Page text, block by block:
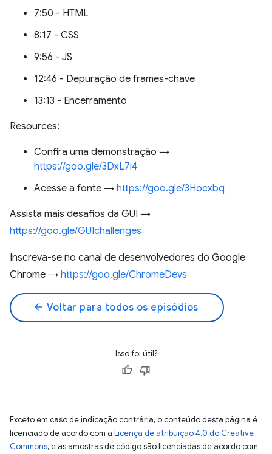
7:50 - HTML
8:17 - CSS
9:56 - JS
12:46 - Depuração de frames-chave
13:13 - Encerramento
Resources:
Confira uma demonstração →
https://goo.gle/3DxL7i4
Acesse a fonte → https://goo.gle/3Hocxbq
Assista mais desafios da GUI →
https://goo.gle/GUIchallenges
Inscreva-se no canal de desenvolvedores do Google
Chrome → https://goo.gle/ChromeDevs
arrow_back Voltar para todos os episódios
Isso foi útil?
Exceto em caso de indicação contrária, o conteúdo desta página é
licenciado de acordo com a Licença de atribuição 4.0 do Creative
Commons, e as amostras de código são licenciadas de acordo com